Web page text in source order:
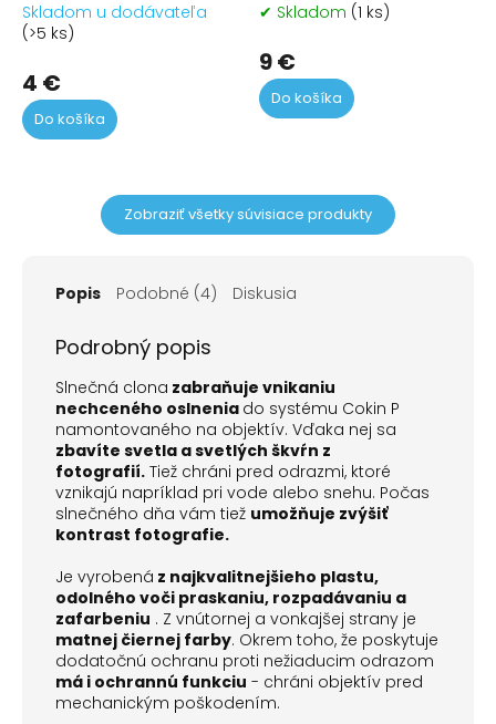
Skladom u dodávateľa
(>5 ks)
4 €
Do košíka
✔ Skladom (1 ks)
9 €
Do košíka
Zobraziť všetky súvisiace produkty
Popis Podobné (4) Diskusia
Podrobný popis
Slnečná clona zabraňuje vnikaniu
nechceného oslnenia do systému Cokin P
namontovaného na objektív. Vďaka nej sa
zbavíte svetla a svetlých škvŕn z
fotografií. Tiež chráni pred odrazmi, ktoré
vznikajú napríklad pri vode alebo snehu. Počas
slnečného dňa vám tiež umožňuje zvýšiť
kontrast fotografie.
Je vyrobená z najkvalitnejšieho plastu,
odolného voči praskaniu, rozpadávaniu a
zafarbeniu . Z vnútornej a vonkajšej strany je
matnej čiernej farby. Okrem toho, že poskytuje
dodatočnú ochranu proti nežiaducim odrazom
má i ochrannú funkciu - chráni objektív pred
mechanickým poškodením.